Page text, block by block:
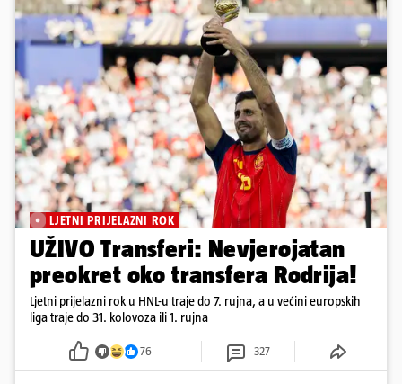
LJETNI PRIJELAZNI ROK
UŽIVO Transferi: Nevjerojatan
preokret oko transfera Rodrija!
Ljetni prijelazni rok u HNL-u traje do 7. rujna, a u većini europskih
liga traje do 31. kolovoza ili 1. rujna
76 327